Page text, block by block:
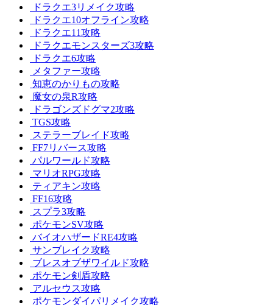
ドラクエ3リメイク攻略
ドラクエ10オフライン攻略
ドラクエ11攻略
ドラクエモンスターズ3攻略
ドラクエ6攻略
メタファー攻略
知恵のかりもの攻略
魔女の泉R攻略
ドラゴンズドグマ2攻略
TGS攻略
ステラーブレイド攻略
FF7リバース攻略
パルワールド攻略
マリオRPG攻略
ティアキン攻略
FF16攻略
スプラ3攻略
ポケモンSV攻略
バイオハザードRE4攻略
サンブレイク攻略
ブレスオブザワイルド攻略
ポケモン剣盾攻略
アルセウス攻略
ポケモンダイパリメイク攻略